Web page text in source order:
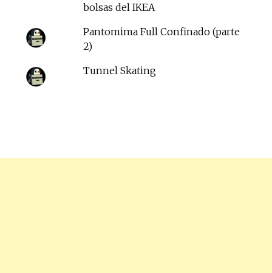
bolsas del IKEA
Pantomima Full Confinado (parte
2)
Tunnel Skating